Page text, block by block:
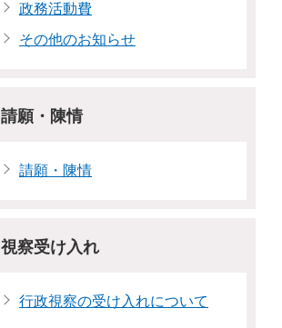
政務活動費
その他のお知らせ
請願・陳情
請願・陳情
視察受け入れ
行政視察の受け入れについて